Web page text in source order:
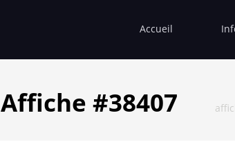
Accueil
Affiche #38407